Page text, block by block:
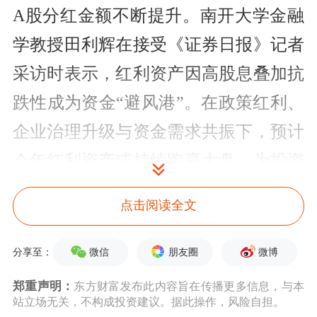
A股分红金额不断提升。南开大学金融
学教授田利辉在接受《证券日报》记者
采访时表示，红利资产因高股息叠加抗
跌性成为资金“避风港”。在政策红利、
企业治理升级与资金需求共振下，预计
今年红利资产或持续跑赢大盘，为投资
者提供稳收益、抗风险的核心配置选
项。
一年多次分红队伍壮大
首次中期分红公司获青睐
点击阅读全文
分享至： 微信 朋友圈 微博
郑重声明： 东方财富发布此内容旨在传播更多信息，与本
站立场无关，不构成投资建议。据此操作，风险自担。